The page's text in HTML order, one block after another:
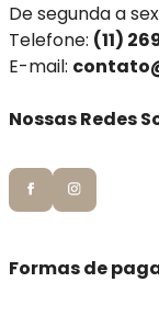
De segunda a
Telefone: (11)
E-mail:
Nossas Redes
Formas de